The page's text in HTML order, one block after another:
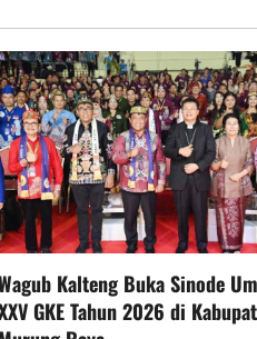
Kalteng Buka Sinode
GKE Tahun 2026 di